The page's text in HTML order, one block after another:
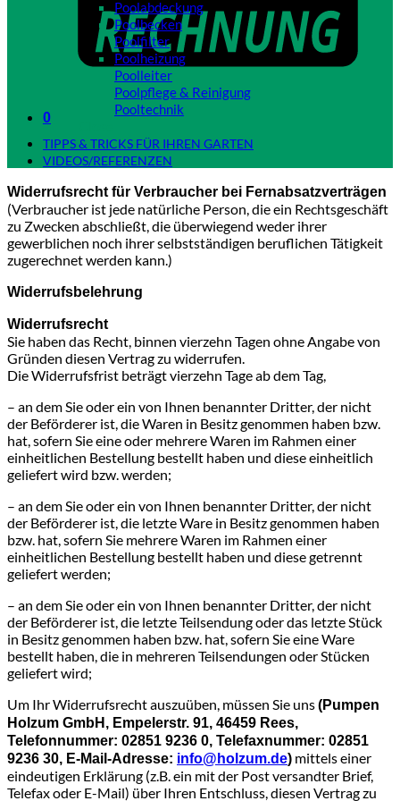
0
Poolabdeckung
Poolbecken
Poolfilter
Poolheizung
Poolleiter
Poolpflege & Reinigung
Pooltechnik
TIPPS & TRICKS FÜR IHREN GARTEN
VIDEOS/REFERENZEN
Widerrufsrecht für Verbraucher bei Fernabsatzverträgen
(Verbraucher ist jede natürliche Person, die ein Rechtsgeschäft
zu Zwecken abschließt, die überwiegend weder ihrer
gewerblichen noch ihrer selbstständigen beruflichen Tätigkeit
zugerechnet werden kann.)
Widerrufsbelehrung
Widerrufsrecht
Sie haben das Recht, binnen vierzehn Tagen ohne Angabe von
Gründen diesen Vertrag zu widerrufen.
Die Widerrufsfrist beträgt vierzehn Tage ab dem Tag,
– an dem Sie oder ein von Ihnen benannter Dritter, der nicht
der Beförderer ist, die Waren in Besitz genommen haben bzw.
hat, sofern Sie eine oder mehrere Waren im Rahmen einer
einheitlichen Bestellung bestellt haben und diese einheitlich
geliefert wird bzw. werden;
– an dem Sie oder ein von Ihnen benannter Dritter, der nicht
der Beförderer ist, die letzte Ware in Besitz genommen haben
bzw. hat, sofern Sie mehrere Waren im Rahmen einer
einheitlichen Bestellung bestellt haben und diese getrennt
geliefert werden;
– an dem Sie oder ein von Ihnen benannter Dritter, der nicht
der Beförderer ist, die letzte Teilsendung oder das letzte Stück
in Besitz genommen haben bzw. hat, sofern Sie eine Ware
bestellt haben, die in mehreren Teilsendungen oder Stücken
geliefert wird;
Um Ihr Widerrufsrecht auszuüben, müssen Sie uns(Pumpen
Holzum GmbH, Empelerstr. 91, 46459 Rees,
Telefonnummer: 02851 9236 0, Telefaxnummer: 02851
9236 30, E-Mail-Adresse: info@holzum.de) mittels einer
eindeutigen Erklärung (z.B. ein mit der Post versandter Brief,
Telefax oder E-Mail) über Ihren Entschluss, diesen Vertrag zu